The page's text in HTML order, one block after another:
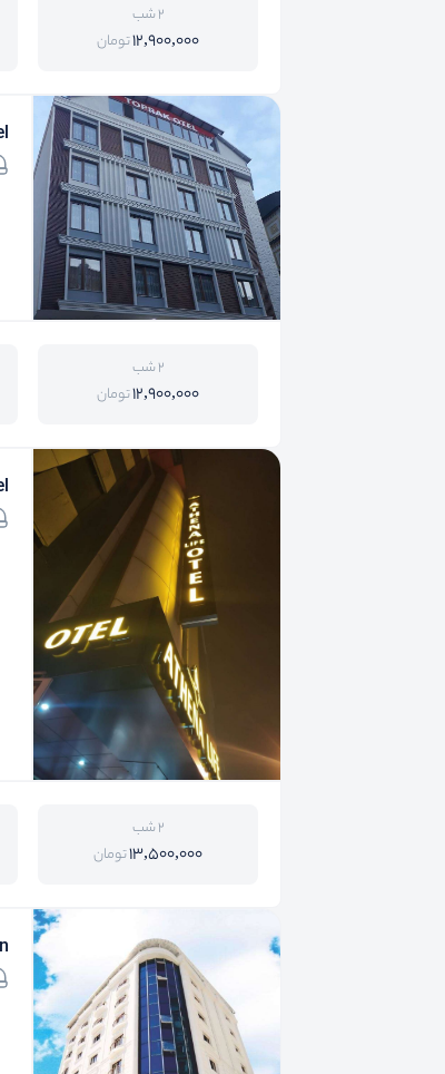
2 شب
12,900,000تومان
2 شب
12,900,000تومان
2 شب
13,500,000تومان